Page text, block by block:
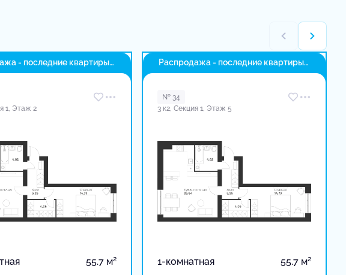
- последние квартиры
1, Этаж 2
55.7 м2
Распродажа - последние квартиры
в доме
№ 34
3 к2, Секция 1, Этаж 5
1-комнатная 55.7 м2